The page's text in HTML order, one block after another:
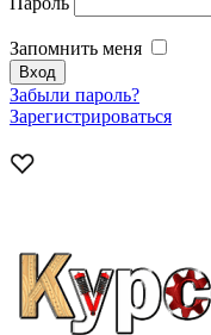
Запомнить меня
Забыли пароль?
Зарегистрироваться